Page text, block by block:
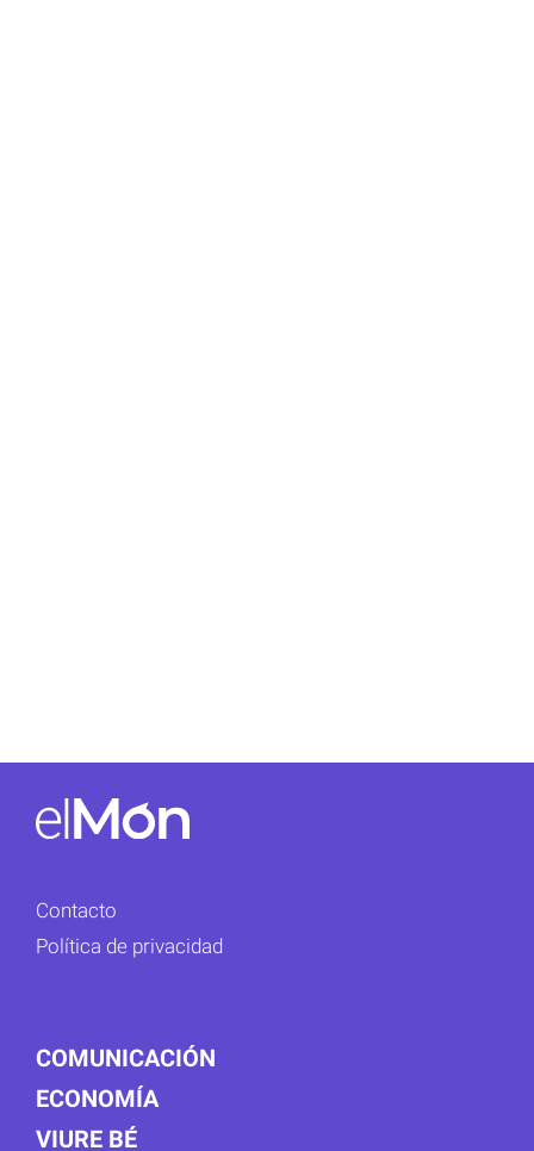
Contacto
Política de privacidad
COMUNICACIÓN
ECONOMÍA
VIURE BÉ